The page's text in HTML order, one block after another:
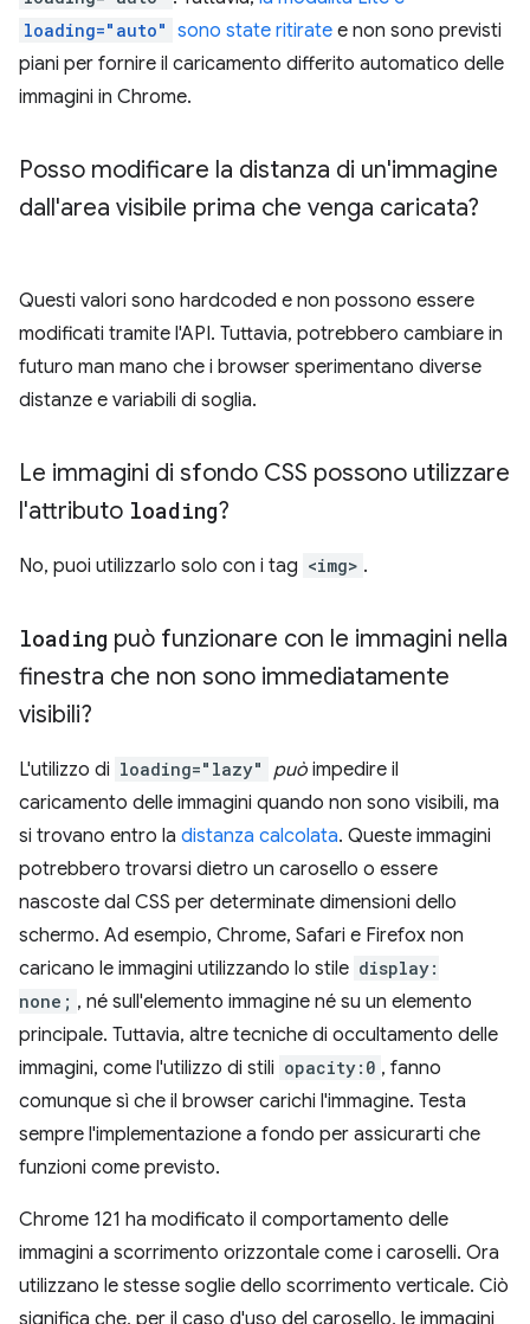
loading="auto" sono state ritirate e non sono previsti
piani per fornire il caricamento differito automatico delle
immagini in Chrome.
Posso modificare la distanza di un'immagine
dall'area visibile prima che venga caricata?
Questi valori sono hardcoded e non possono essere
modificati tramite l'API. Tuttavia, potrebbero cambiare in
futuro man mano che i browser sperimentano diverse
distanze e variabili di soglia.
Le immagini di sfondo CSS possono utilizzare
l'attributo loading?
No, puoi utilizzarlo solo con i tag <img> .
loading può funzionare con le immagini nella
finestra che non sono immediatamente
visibili?
L'utilizzo di loading="lazy" può impedire il
caricamento delle immagini quando non sono visibili, ma
si trovano entro la distanza calcolata. Queste immagini
potrebbero trovarsi dietro un carosello o essere
nascoste dal CSS per determinate dimensioni dello
schermo. Ad esempio, Chrome, Safari e Firefox non
caricano le immagini utilizzando lo stile display:
none; , né sull'elemento immagine né su un elemento
principale. Tuttavia, altre tecniche di occultamento delle
immagini, come l'utilizzo di stili opacity:0 , fanno
comunque sì che il browser carichi l'immagine. Testa
sempre l'implementazione a fondo per assicurarti che
funzioni come previsto.
Chrome 121 ha modificato il comportamento delle
immagini a scorrimento orizzontale come i caroselli. Ora
utilizzano le stesse soglie dello scorrimento verticale. Ciò
significa che, per il caso d'uso del carosello, le immagini